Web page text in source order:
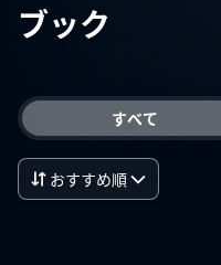
ブック
すべて
おすすめ順